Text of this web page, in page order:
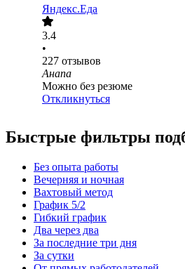
Яндекс.Еда
3.4
•
227 отзывов
Анапа
Можно без резюме
Откликнуться
Быстрые фильтры
Без опыта работы
Вечерняя и ночная
Вахтовый метод
График 5/2
Гибкий график
Два через два
За последние три дня
За сутки